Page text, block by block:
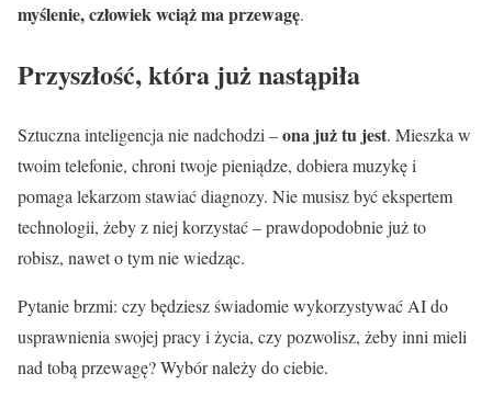
myślenie, człowiek wciąż ma przewagę.
Przyszłość, która już nastąpiła
Sztuczna inteligencja nie nadchodzi –ona już tu jest. Mieszka w
twoim telefonie, chroni twoje pieniądze, dobiera muzykę i
pomaga lekarzom stawiać diagnozy. Nie musisz być ekspertem
technologii, żeby z niej korzystać – prawdopodobnie już to
robisz, nawet o tym nie wiedząc.
Pytanie brzmi: czy będziesz świadomie wykorzystywać AI do
usprawnienia swojej pracy i życia, czy pozwolisz, żeby inni mieli
nad tobą przewagę? Wybór należy do ciebie.